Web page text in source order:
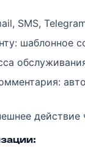
SMS,
шаблонное